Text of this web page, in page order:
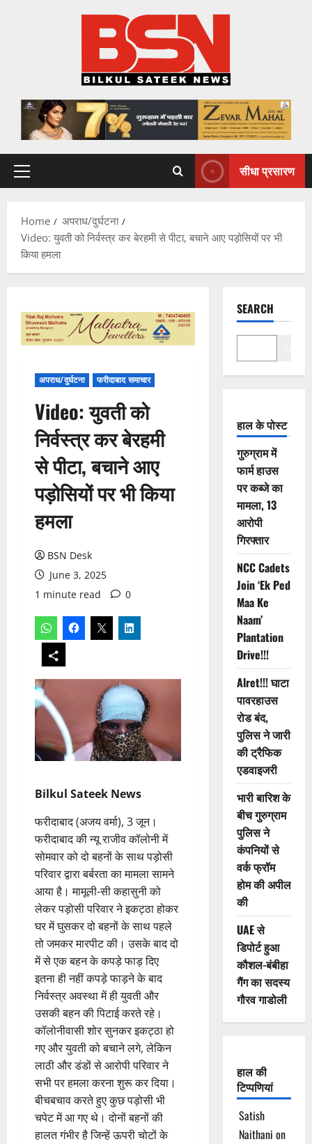
Primary
सीधा प्रसारण
Home
अपराध/दुर्घटना
Video: युवती को निर्वस्त्र कर बेरहमी से पीटा, बचाने आए पड़ोसियों पर भी
किया हमला
अपराध/दुर्घटना फरीदाबाद समाचार
Video: युवती को
निर्वस्त्र कर बेरहमी
से पीटा, बचाने आए
पड़ोसियों पर भी किया
हमला
BSN Desk
June 3, 2025
1 minute read
0
Bilkul Sateek News
फरीदाबाद (अजय वर्मा), 3 जून।
फरीदाबाद की न्यू राजीव कॉलोनी में
सोमवार को दो बहनों के साथ पड़ोसी
परिवार द्वारा बर्बरता का मामला सामने
आया है। मामूली-सी कहासुनी को
लेकर पड़ोसी परिवार ने इकट्ठा होकर
घर में घुसकर दो बहनों के साथ पहले
तो जमकर मारपीट की। उसके बाद दो
में से एक बहन के कपड़े फाड़ दिए
इतना ही नहीं कपड़े फाड़ने के बाद
निर्वस्त्र अवस्था में ही युवती और
उसकी बहन की पिटाई करते रहे।
कॉलोनीवासी शोर सुनकर इकट्ठा हो
गए और युवती को बचाने लगे, लेकिन
लाठी और डंडों से आरोपी परिवार ने
सभी पर हमला करना शुरू कर दिया।
बीचबचाव करते हुए कुछ पड़ोसी भी
चपेट में आ गए थे। दोनों बहनों की
हालत गंभीर है जिन्हें ऊपरी चोटों के
SEARCH
हाल के पोस्ट
गुरुग्राम में
फार्म हाउस
पर कब्जे का
मामला, 13
आरोपी
गिरफ्तार
NCC Cadets
Join ‘Ek Ped
Maa Ke
Naam’
Plantation
Drive!!!
Alret!!! घाटा
पावरहाउस
रोड बंद,
पुलिस ने जारी
की ट्रैफिक
एडवाइजरी
भारी बारिश के
बीच गुरुग्राम
पुलिस ने
कंपनियों से
वर्क फ्रॉम
होम की अपील
की
UAE से
डिपोर्ट हुआ
कौशल-बंबीहा
गैंग का सदस्य
गौरव गाडोली
हाल की
टिप्पणियां
Satish
Naithani on